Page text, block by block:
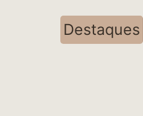
Destaques